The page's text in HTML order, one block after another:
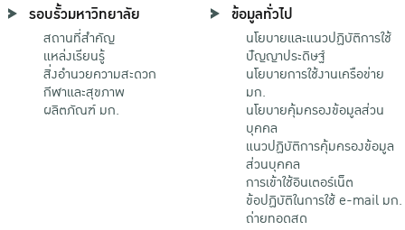
รอบรั้วมหาวิทยาลัย
สถานที่สำคัญ
แหล่งเรียนรู้
สิ่งอำนวยความสะดวก
กีฬาและสุขภาพ
ผลิตภัณฑ์ มก.
ข้อมูลทั่วไป
นโยบายและแนวปฏิบัติการใช้
ปัญญาประดิษฐ์
นโยบายการใช้งานเครือข่าย
มก.
นโยบายคุ้มครองข้อมูลส่วน
บุคคล
แนวปฏิบัติการคุ้มครองข้อมูล
ส่วนบุคคล
การเข้าใช้อินเตอร์เน็ต
ข้อปฏิบัติในการใช้ e-mail มก.
ถ่ายทอดสด